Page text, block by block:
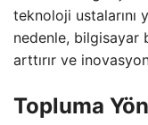
teknoloji ustalarını
nedenle, bilgisayar
arttırır ve
Topluma